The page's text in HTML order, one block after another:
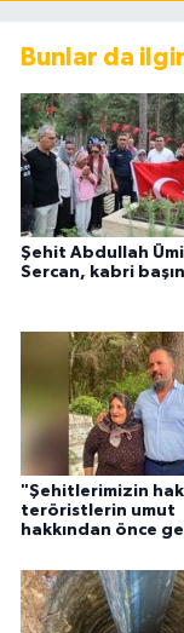
Bunlar da
Şehit Abdullah
Sercan, kabri
"Şehitlerimizin
teröristlerin umut
hakkından önce